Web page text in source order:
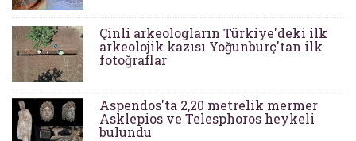
Çinli arkeologların Türkiye'deki ilk
arkeolojik kazısı Yoğunburç'tan ilk
fotoğraflar
Aspendos'ta 2,20 metrelik mermer
Asklepios ve Telesphoros heykeli
bulundu